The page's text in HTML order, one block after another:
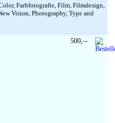
Farbfotografie, Film, Filmdesign,
Vision, Photography, Type and
500,--